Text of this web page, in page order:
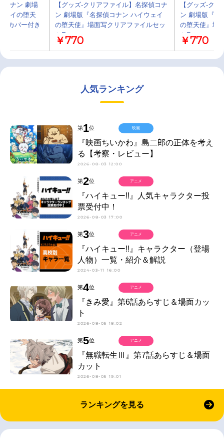
コナン 劇場
ェイの堕天
カバー付き
【グッズ-クリアファイル】名探偵コナ
ン 劇場版『名探偵コナン ハイウェイ
の堕天使』場面写クリアファイルセッ
トE
￥770
【グッズ-ク
ン 劇場版『名
の堕天使』場
トF
￥770
人気ランキング
第1位
『映画ちいかわ』島二郎の正体を考え
る【考察・レビュー】
2026-08-03 12:00
映画
第2位
『ハイキュー!!』人気キャラクター投
票受付中！
2026-08-03 17:00
アニメ
第3位
『ハイキュー!!』キャラクター（登場
人物）一覧・紹介＆解説
2024-03-11 16:00
アニメ
第4位
『きみ愛』第6話あらすじ＆場面カッ
ト
2026-08-05 18:02
アニメ
第5位
『無職転生Ⅲ』第7話あらすじ＆場面
カット
2026-08-05 19:01
アニメ
ランキングを見る